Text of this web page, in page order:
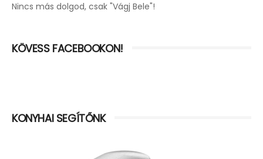
Nincs más dolgod, csak "Vágj Bele"!
KÖVESS FACEBOOKON!
KONYHAI SEGÍTŐNK